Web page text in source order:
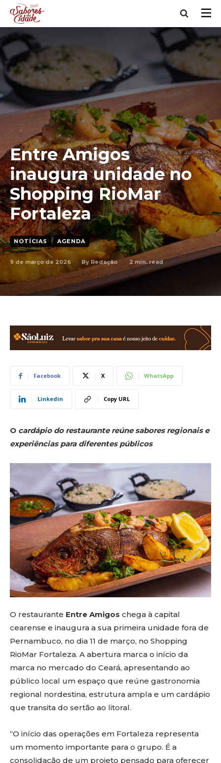
Entre Amigos
inaugura unidade no
Shopping RioMar
Fortaleza
NOTÍCIAS AGENDA
9 de março de 2026 By Redação 2 min. read
Facebook X WhatsApp
Linkedin Copy URL
O cardápio do restaurante reúne sabores regionais e
experiências para diferentes públicos
O restaurante Entre Amigos chega à capital
cearense e inaugura a sua primeira unidade fora de
Pernambuco, no dia 11 de março, no Shopping
RioMar Fortaleza. A abertura marca o início da
marca no mercado do Ceará, apresentando ao
público local um espaço que reúne gastronomia
regional nordestina, estrutura ampla e um cardápio
que transita do sertão ao litoral.
“O início das operações em Fortaleza representa
um momento importante para o grupo. É a
consolidação de um projeto pensado para oferecer